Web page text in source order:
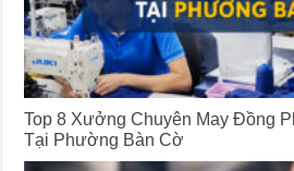
Top 8 Xưởng Chuyên May Đồng
Tại Phường Bàn Cờ